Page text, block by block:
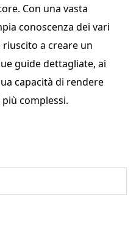
Con una vasta
conoscenza dei vari
a creare un
guide dettagliate, ai
capacità di rendere
complessi.